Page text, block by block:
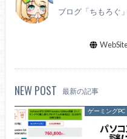
ブログ「ちもろぐ
NEW POST 最新の記事
ゲーミングPC